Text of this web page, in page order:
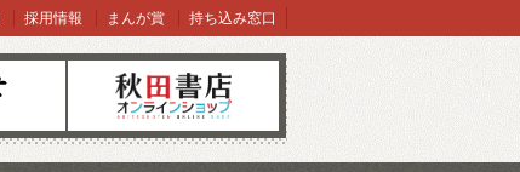
オンラインショップ
採用情報 まんが賞 持ち込み窓口